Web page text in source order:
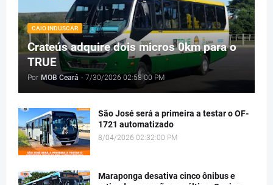
CAIO INDUSCAR
Crateús adquire dois micros 0km para o
TRUE
Por MOB Ceará - 7/30/2026 02:58:00 PM
São José será a primeira a testar o OF-
1721 automatizado
8/04/2026 02:32:00 PM
Maraponga desativa cinco ônibus e